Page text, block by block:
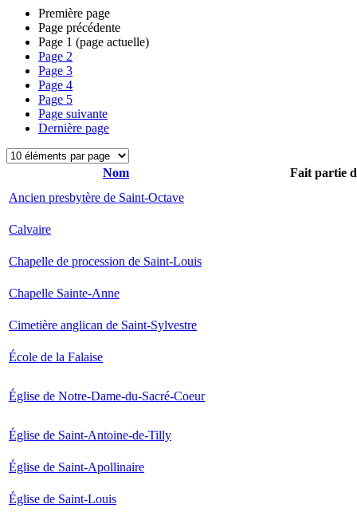
Première page
Page précédente
Page 1 (page actuelle)
Page 2
Page 3
Page 4
Page 5
Page suivante
Dernière page
Nom
Fait partie
Ancien presbytère de Saint-Octave
Calvaire
Chapelle de procession de Saint-Louis
Chapelle Sainte-Anne
Cimetière anglican de Saint-Sylvestre
École de la Falaise
Église de Notre-Dame-du-Sacré-Coeur
Église de Saint-Antoine-de-Tilly
Église de Saint-Apollinaire
Église de Saint-Louis